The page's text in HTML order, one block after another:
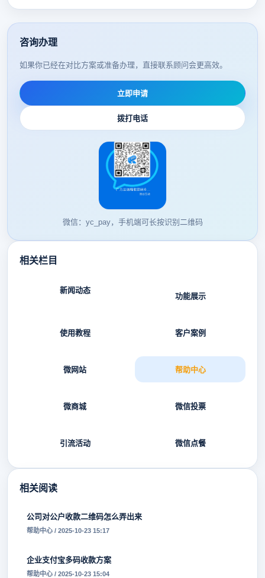
咨询办理
如果你已经在对比方案或准备办理，直接联系顾问会更高效。
立即申请
拨打电话
微信：yc_pay，手机端可长按识别二维码
相关栏目
新闻动态
功能展示
使用教程 客户案例
微网站 帮助中心
微商城 微信投票
引流活动 微信点餐
相关阅读
公司对公户收款二维码怎么弄出来
帮助中心 / 2025-10-23 15:17
企业支付宝多码收款方案
帮助中心 / 2025-10-23 15:04